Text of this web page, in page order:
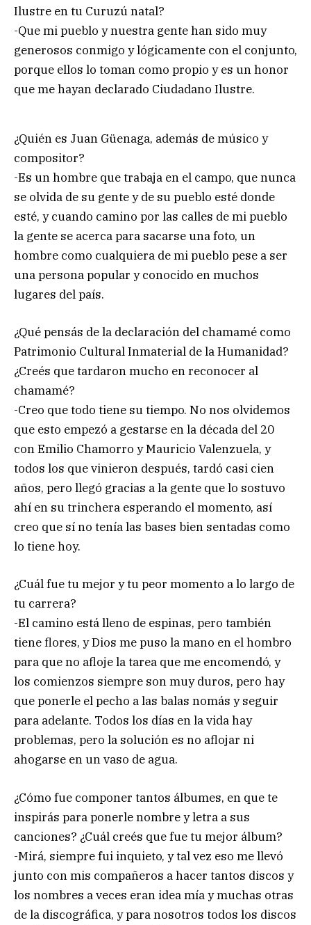
Ilustre en tu Curuzú natal?
-Que mi pueblo y nuestra gente han sido muy
generosos conmigo y lógicamente con el conjunto,
porque ellos lo toman como propio y es un honor
que me hayan declarado Ciudadano Ilustre.
¿Quién es Juan Güenaga, además de músico y
compositor?
-Es un hombre que trabaja en el campo, que nunca
se olvida de su gente y de su pueblo esté donde
esté, y cuando camino por las calles de mi pueblo
la gente se acerca para sacarse una foto, un
hombre como cualquiera de mi pueblo pese a ser
una persona popular y conocido en muchos
lugares del país.
¿Qué pensás de la declaración del chamamé como
Patrimonio Cultural Inmaterial de la Humanidad?
¿Creés que tardaron mucho en reconocer al
chamamé?
-Creo que todo tiene su tiempo. No nos olvidemos
que esto empezó a gestarse en la década del 20
con Emilio Chamorro y Mauricio Valenzuela, y
todos los que vinieron después, tardó casi cien
años, pero llegó gracias a la gente que lo sostuvo
ahí en su trinchera esperando el momento, así
creo que sí no tenía las bases bien sentadas como
lo tiene hoy.
¿Cuál fue tu mejor y tu peor momento a lo largo de
tu carrera?
-El camino está lleno de espinas, pero también
tiene flores, y Dios me puso la mano en el hombro
para que no afloje la tarea que me encomendó, y
los comienzos siempre son muy duros, pero hay
que ponerle el pecho a las balas nomás y seguir
para adelante. Todos los días en la vida hay
problemas, pero la solución es no aflojar ni
ahogarse en un vaso de agua.
¿Cómo fue componer tantos álbumes, en que te
inspirás para ponerle nombre y letra a sus
canciones? ¿Cuál creés que fue tu mejor álbum?
-Mirá, siempre fui inquieto, y tal vez eso me llevó
junto con mis compañeros a hacer tantos discos y
los nombres a veces eran idea mía y muchas otras
de la discográfica, y para nosotros todos los discos